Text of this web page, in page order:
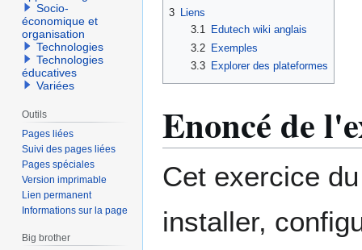
3 Liens
3.1
Edutech wiki anglais
3.2
Exemples
3.3
Explorer des plateformes
Enoncé de
Cet exercice
installer,
Socio-
économique et
organisation
Technologies
Technologies
éducatives
Variées
Outils
Pages liées
Suivi des pages liées
Pages spéciales
Version imprimable
Lien permanent
Informations sur la page
Big brother